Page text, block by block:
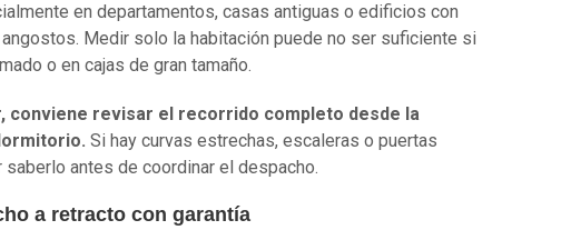
en departamentos, casas antiguas o edificios con
Medir solo la habitación puede no ser suficiente si
o en cajas de gran tamaño.
conviene revisar el recorrido completo desde la
Si hay curvas estrechas, escaleras o puertas
saberlo antes de coordinar el despacho.
a retracto con garantía